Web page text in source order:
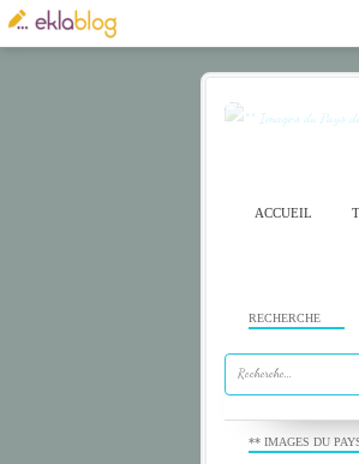
ACCUEIL
RECHERCHE
** IMAGES DU